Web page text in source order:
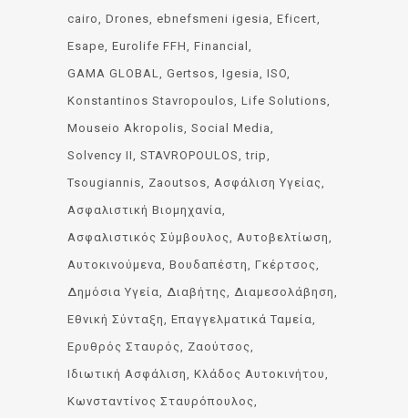
cairo
Drones ebnefsmeni igesia
Eficert
Esape Eurolife FFH
Financial
GAMA GLOBAL Gertsos Igesia
ISO
Konstantinos Stavropoulos Life Solutions
Mouseio Akropolis Social Media
Solvency II
STAVROPOULOS
trip
Tsougiannis
Zaoutsos Ασφάλιση Υγείας
Ασφαλιστική Βιομηχανία
Ασφαλιστικός Σύμβουλος
Αυτοβελτίωση
Αυτοκινούμενα Βουδαπέστη
Γκέρτσος
Δημόσια Υγεία Διαβήτης
Διαμεσολάβηση
Εθνική Σύνταξη
Επαγγελματικά Ταμεία
Ερυθρός Σταυρός
Ζαούτσος
Ιδιωτική Ασφάλιση
Κλάδος Αυτοκινήτου
Κωνσταντίνος Σταυρόπουλος